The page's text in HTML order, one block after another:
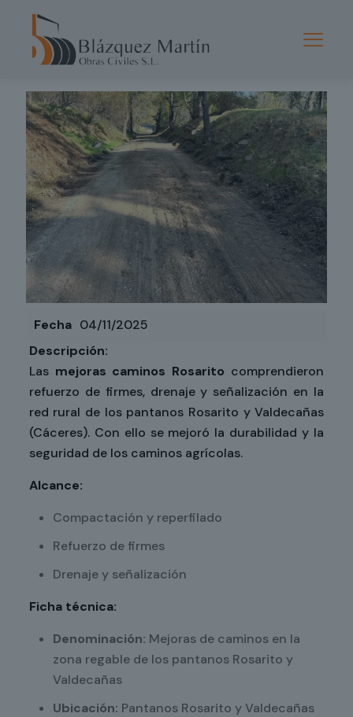
Published by admin
Fecha 04/11/2025
Descripción:
Las mejoras caminos Rosarito comprendieron
refuerzo de firmes, drenaje y señalización en la
red rural de los pantanos Rosarito y Valdecañas
(Cáceres). Con ello se mejoró la durabilidad y la
seguridad de los caminos agrícolas.
Alcance:
Compactación y reperfilado
Refuerzo de firmes
Drenaje y señalización
Ficha técnica:
Denominación: Mejoras de caminos en la
zona regable de los pantanos Rosarito y
Valdecañas
Ubicación: Pantanos Rosarito y Valdecañas